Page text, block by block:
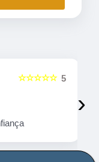
5
☆☆☆☆☆
›